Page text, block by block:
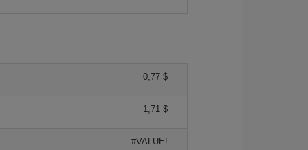
0,77 $
1,71 $
#VALUE!